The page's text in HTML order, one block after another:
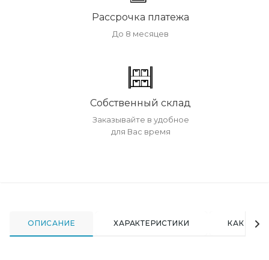
Рассрочка платежа
До 8 месяцев
Собственный склад
Заказывайте в удобное
для Вас время
ОПИСАНИЕ ХАРАКТЕРИСТИКИ КАК